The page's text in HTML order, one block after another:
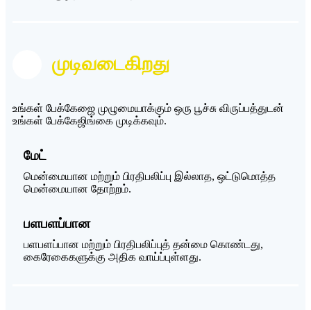
முடிவடைகிறது
உங்கள் பேக்கேஜை முழுமையாக்கும் ஒரு பூச்சு விருப்பத்துடன்
உங்கள் பேக்கேஜிங்கை முடிக்கவும்.
மேட்
மென்மையான மற்றும் பிரதிபலிப்பு இல்லாத, ஒட்டுமொத்த
மென்மையான தோற்றம்.
பளபளப்பான
பளபளப்பான மற்றும் பிரதிபலிப்புத் தன்மை கொண்டது,
கைரேகைகளுக்கு அதிக வாய்ப்புள்ளது.